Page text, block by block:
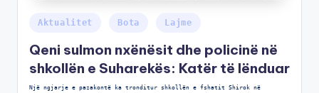
Aktualitet Bota Lajme
Qeni sulmon nxënësit dhe policinë në
shkollën e Suharekës: Katër të lënduar
Një ngjarje e pazakontë ka tronditur shkollën e fshatit Shirok në